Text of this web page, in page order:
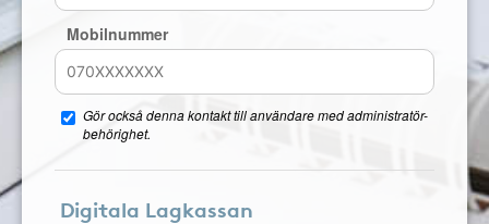
Mobilnummer
Gör också denna kontakt till användare med administratör-
behörighet.
Digitala Lagkassan